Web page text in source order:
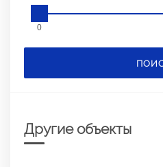
0
Другие объекты